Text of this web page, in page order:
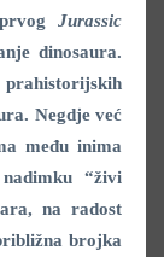
Jurassic
dinosaura.
Negdje već
među inima
“živi
na radost
brojka